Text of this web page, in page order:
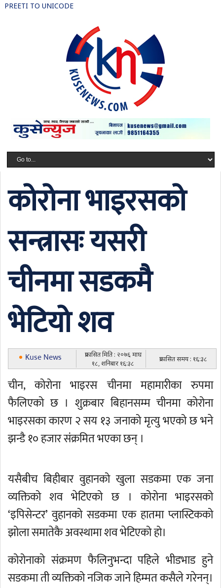
PREETI TO UNICODE
कोरोना भाइरसको
सन्त्रासः यसरी
चीनमा सडकमै
भेटियो शव
Kuse News
प्रकासित मिति : २०७६ माघ
१८, शनिबार १६:३८
प्रकासित समय : १६:३८
चीन, कोरोना भाइरस चीनमा महामारीका रुपमा
फैलिएको छ । शुक्रबार बिहानसम्म चीनमा कोरोना
भाइरसका कारण २ सय १३ जनाको मृत्यु भएको छ भने
झन्डै १० हजार संक्रमित भएका छन् ।
यसैबीच बिहीबार वुहानको खुला सडकमा एक जना
व्यक्तिको शव भेटिएको छ । कोरोना भाइरसको
‘इपिसेन्टर’ वुहानको सडकमा एक हातमा प्लास्टिकको
झोला समातेकै अवस्थामा शव भेटिएको हो।
कोरोनाको संक्रमण फैलिनुभन्दा पहिले भीडभाड हुने
सडकमा ती व्यक्तिको नजिक जाने हिम्मत कसैले गरेनन्।